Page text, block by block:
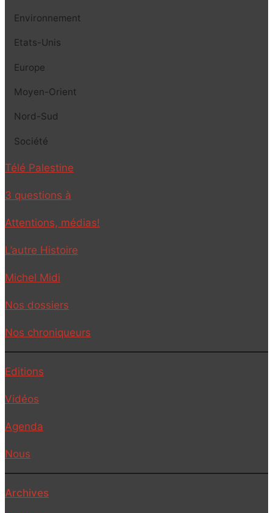
Environnement
Etats-Unis
Europe
Moyen-Orient
Nord-Sud
Société
Télé Palestine
3 questions à
Attentions, médias!
L’autre Histoire
Michel Midi
Nos dossiers
Nos chroniqueurs
Editions
Vidéos
Agenda
Nous
Archives